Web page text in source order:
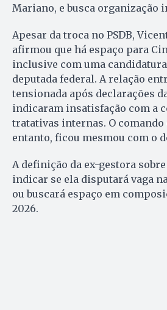
Mariano, e busca organização
Apesar da troca no PSDB,
afirmou que há espaço para
inclusive com uma
deputada federal. A relação
tensionada após declarações
indicaram insatisfação com a
tratativas internas. O comando
entanto, ficou mesmou com o
A definição da ex-gestora
indicar se ela disputará vaga
ou buscará espaço em
2026.